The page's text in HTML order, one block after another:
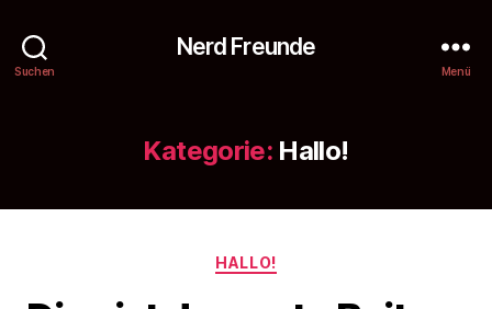
Suchen
Nerd Freunde
Menü
Kategorie: Hallo!
Kategorien
HALLO!